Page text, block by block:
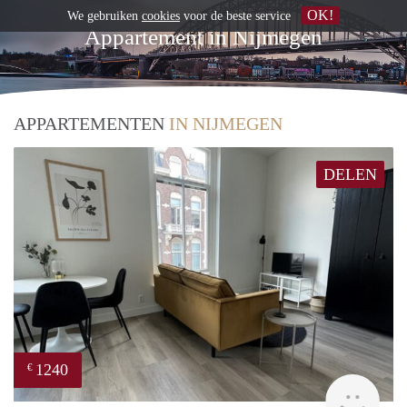
Appartement in Nijmegen
APPARTEMENTEN IN NIJMEGEN
DELEN
€ 1240
Next
We gebruiken cookies voor de beste service OK!